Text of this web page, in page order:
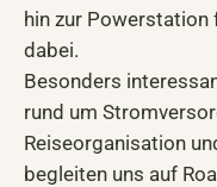
hin zur Powerstation
dabei.
Besonders
rund um
Reiseorganisation
begleiten uns auf